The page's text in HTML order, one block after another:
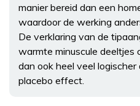
manier bereid dan een
waardoor de werking
De verklaring van de
warmte minuscule deeltjes
dan ook heel veel
placebo effect.